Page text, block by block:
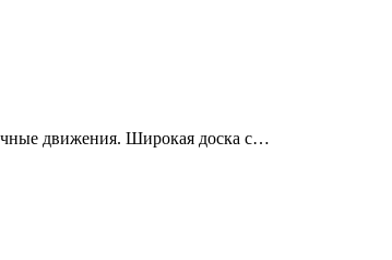
движения. Широкая доска с…